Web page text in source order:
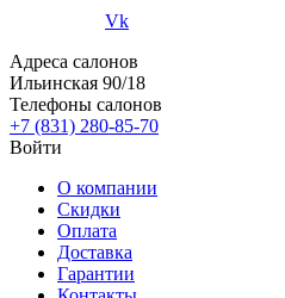
Vk
Адреса салонов
Ильинская 90/18
Телефоны салонов
+7 (831) 280-85-70
Войти
О компании
Скидки
Оплата
Доставка
Гарантии